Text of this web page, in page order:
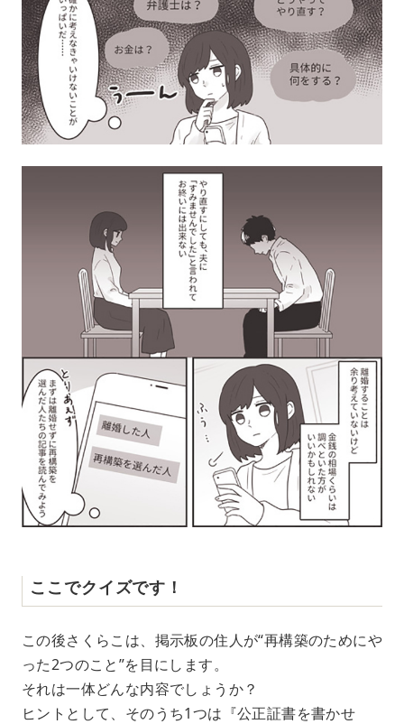
ここでクイズです！
この後さくらこは、掲示板の住人が“再構築のためにや
った2つのこと”を目にします。
それは一体どんな内容でしょうか？
ヒントとして、そのうち1つは『公正証書を書かせ